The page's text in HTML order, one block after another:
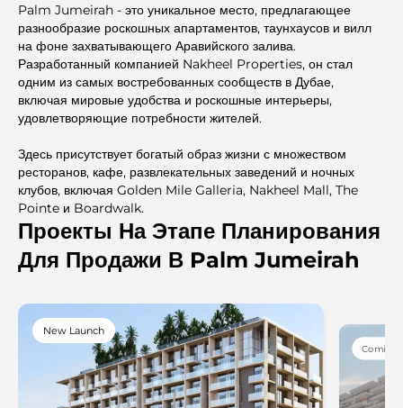
Palm Jumeirah - это уникальное место, предлагающее
разнообразие роскошных апартаментов, таунхаусов и вилл
на фоне захватывающего Аравийского залива.
Разработанный компанией Nakheel Properties, он стал
одним из самых востребованных сообществ в Дубае,
включая мировые удобства и роскошные интерьеры,
удовлетворяющие потребности жителей.
Здесь присутствует богатый образ жизни с множеством
ресторанов, кафе, развлекательных заведений и ночных
клубов, включая Golden Mile Galleria, Nakheel Mall, The
Pointe и Boardwalk.
Проекты На Этапе Планирования
Для Продажи В Palm Jumeirah
New Launch
Coming